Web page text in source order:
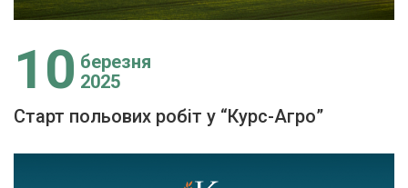
10 березня
2025
Старт польових робіт у “Курс-Агро”